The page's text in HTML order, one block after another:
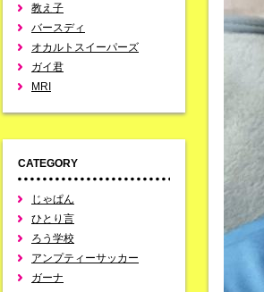
教え子
バースディ
オカルトスイーパーズ
ガイ君
MRI
CATEGORY
じゃぱん
ひとり言
ろう学校
アンプティーサッカー
ガーナ